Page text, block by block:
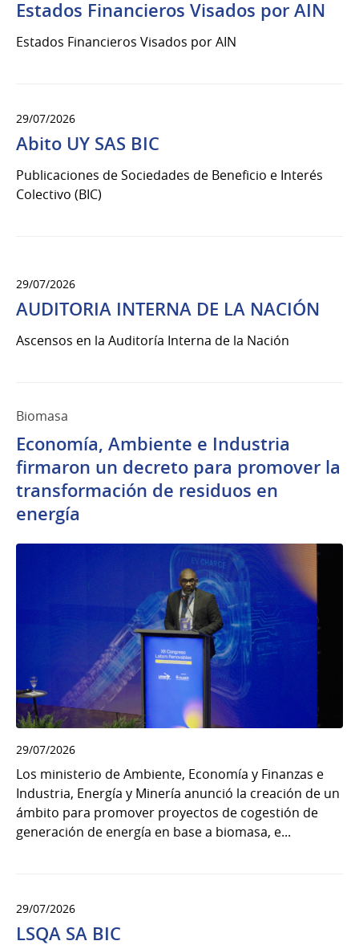
Estados Financieros Visados por AIN
Estados Financieros Visados por AIN
29/07/2026
Abito UY SAS BIC
Publicaciones de Sociedades de Beneficio e Interés
Colectivo (BIC)
29/07/2026
AUDITORIA INTERNA DE LA NACIÓN
Ascensos en la Auditoría Interna de la Nación
Biomasa
Economía, Ambiente e Industria
firmaron un decreto para promover la
transformación de residuos en
energía
29/07/2026
Los ministerio de Ambiente, Economía y Finanzas e
Industria, Energía y Minería anunció la creación de un
ámbito para promover proyectos de cogestión de
generación de energía en base a biomasa, e...
29/07/2026
LSQA SA BIC